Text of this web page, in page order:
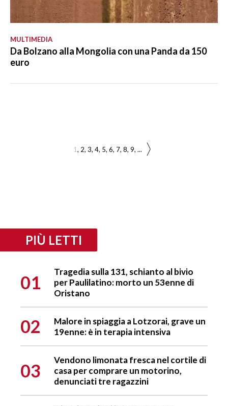
MULTIMEDIA
Da Bolzano alla Mongolia con una Panda da 150
euro
1 2 3 4 5 6 7 8 9 ...
PIÙ LETTI
01
Tragedia sulla 131, schianto al bivio
per Paulilatino: morto un 53enne di
Oristano
02
Malore in spiaggia a Lotzorai, grave un
19enne: è in terapia intensiva
03
Vendono limonata fresca nel cortile di
casa per comprare un motorino,
denunciati tre ragazzini